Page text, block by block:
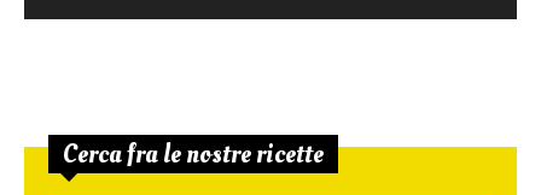
Cerca fra le nostre ricette